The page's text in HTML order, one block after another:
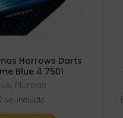
Harrows Darts
Blue 4 7501
, Plumas
Iva incluido